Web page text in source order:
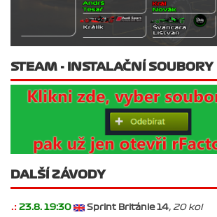
STEAM - INSTALAČNÍ SOUBORY
DALŠÍ ZÁVODY
.: 23.8. 19:30 Sprint Británie 14, 20 kol